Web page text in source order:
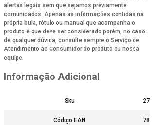
alertas legais sem que sejamos previamente
comunicados. Apenas as informações contidas na
própria bula, rótulo ou manual que acompanha o
produto é que deve ser considerado porém, no caso
de qualquer dúvida, consulte sempre o Serviço de
Atendimento ao Consumidor do produto ou nossa
equipe.
Informação Adicional
Sku
Código EAN